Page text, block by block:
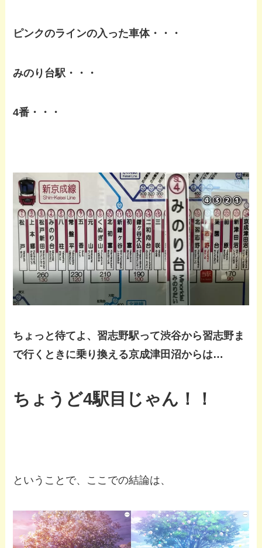
ピンクのラインの入った車体・・・
みのり台駅・・・
4番・・・
ちょっと待てよ、習志野駅って渋谷から習志野ま
で行くときに乗り換える京成津田沼からは…
ちょうど4駅目じゃん！！
ということで、ここでの結論は、